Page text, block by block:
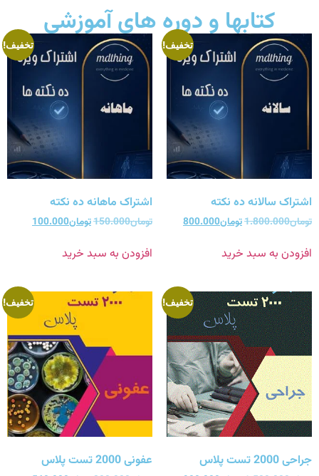
کتابها و دوره های آموزشی
تخفیف!
اشتراک سالانه ده نکته
تومان1.800.000تومان800.000
افزودن به سبد خرید
تخفیف!
اشتراک ماهانه ده نکته
تومان150.000تومان100.000
افزودن به سبد خرید
تخفیف!
جراحی 2000 تست پلاس
تخفیف!
عفونی 2000 تست پلاس